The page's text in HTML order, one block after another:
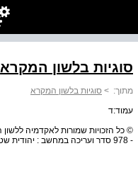
סוגיות בלשון המקרא
מתוך: > סוגיות בלשון המקרא
עמוד:ד
- 978 סדר ועריכה במחשב : יהודית שטרנברג הדפסה : דפוס העיר העתיקה, ירושלים עריכת לשון : אבי בן – אמתי